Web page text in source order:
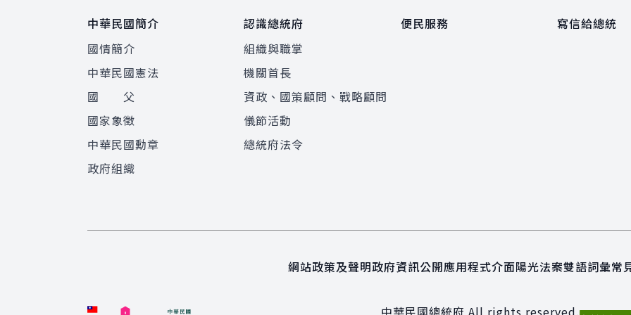
中華民國簡介
國情簡介
中華民國憲法
國 父
國家象徵
中華民國勳章
政府組織
認識總統府
組織與職掌
機關首長
資政、國策顧問、戰略顧問
儀節活動
總統府法令
便民服務 寫信給總統
網站政策及聲明政府資訊公開應用程式介面陽光法案雙語詞彙常